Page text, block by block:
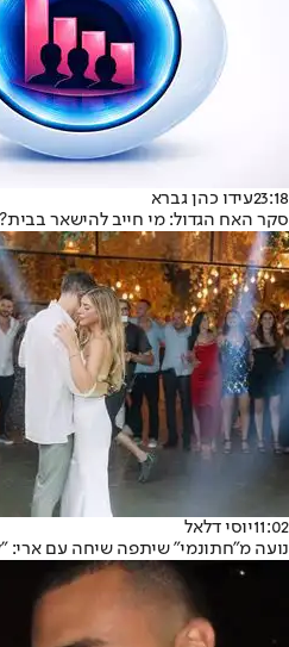
23:18עידו כהן גברא
סקר האח הגדול: מי חייב להישאר בבית?
11:02יוסי דלאל
נועה מ"חתונמי" שיתפה שיחה עם ארי: